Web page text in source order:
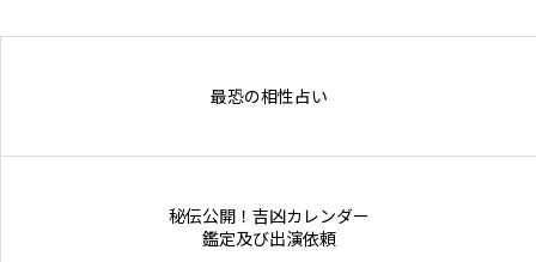
最恐の相性占い
秘伝公開！吉凶カレンダー
鑑定及び出演依頼